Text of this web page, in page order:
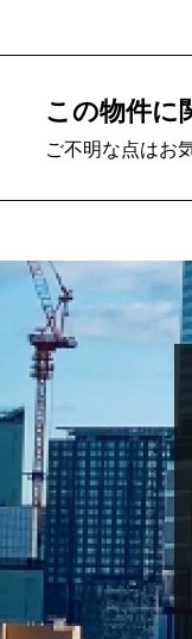
この物件に
ご不明な点はお